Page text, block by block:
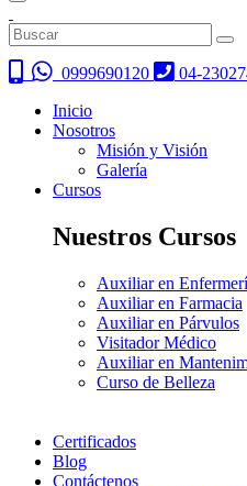
0999690120
04-
Inicio
Nosotros
Misión y Visión
Galería
Cursos
Nuestros Cursos
Auxiliar en
Auxiliar en Farmacia
Auxiliar en Párvulos
Visitador Médico
Auxiliar en
Curso de Belleza
Certificados
Blog
Contáctenos